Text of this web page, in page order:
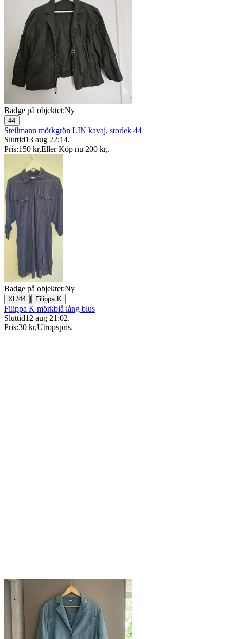
Badge på objektet:Ny
44
Steilmann mörkgrön LIN kavaj, storlek 44
Sluttid13 aug 22:14.
Pris:150 kr,Eller Köp nu 200 kr,.
Badge på objektet:Ny
XL/44 | Filippa K
Filippa K mörkblå lång blus
Sluttid12 aug 21:02.
Pris:30 kr,Utropspris.